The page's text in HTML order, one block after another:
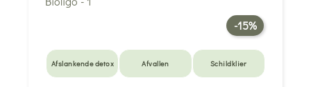
-15%
Afslankende detox Afvallen Schildklier